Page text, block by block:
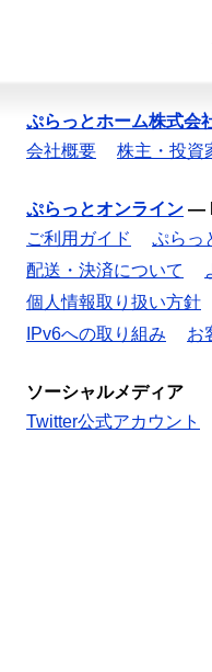
ぷらっとホーム株式会
会社概要
株主・投資
ぷらっとオンライン —
ご利用ガイド
ぷらっ
配送・決済について
個人情報取り扱い方針
IPv6への取り組み
お
ソーシャルメディア
Twitter公式アカウント